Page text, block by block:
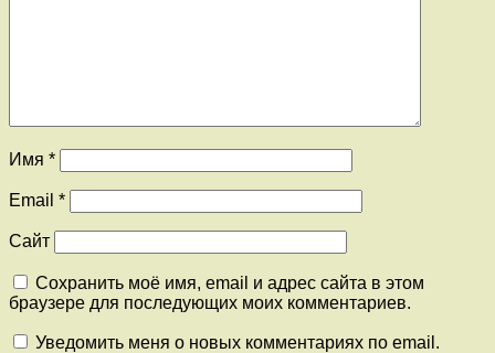
Имя *
Email *
Сайт
Сохранить моё имя, email и адрес сайта в этом
браузере для последующих моих комментариев.
Уведомить меня о новых комментариях по email.